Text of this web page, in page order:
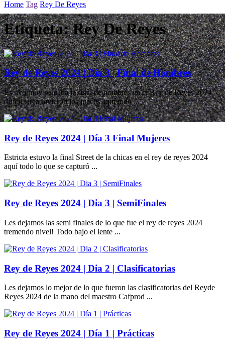
Home Tag Rey De Reyes
Etiqueta:Rey De Reyes
Rey de Reyes 2024 | Día 3 | Final de Hombres
Estuvo muy peleada la final de hombres en el Rey de Reyes 2024
difícil tarea tuvieron los jueces aquí todo ...
Rey de Reyes 2024 | Día 3 Final Mujeres
Estricta estuvo la final Street de la chicas en el rey de reyes 2024
aquí todo lo que se capturó ...
Rey de Reyes 2024 | Dia 3 | SemiFinales
Les dejamos las semi finales de lo que fue el rey de reyes 2024
tremendo nivel! Todo bajo el lente ...
Rey de Reyes 2024 | Dia 2 | Clasificatorias
Les dejamos lo mejor de lo que fueron las clasificatorias del Reyde
Reyes 2024 de la mano del maestro Cafprod ...
Rey de Reyes 2024 | Día 1 | Prácticas